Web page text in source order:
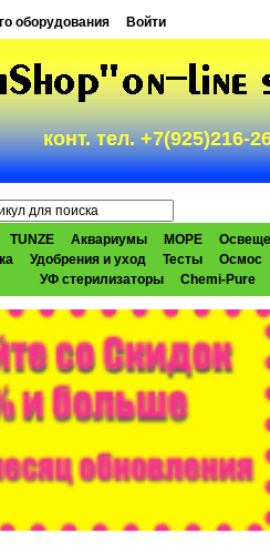
оборудования Войти
конт. тел. +7(925)216-
TUNZE Аквариумы МОРЕ
Удобрения и уход Тесты
Осмос
УФ стерилизаторы
Chemi-Pure